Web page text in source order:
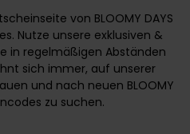
von BLOOMY DAYS
Nutze unsere exklusiven &
in regelmäßigen Abständen
sich immer, auf unserer
und nach neuen BLOOMY
zu suchen.